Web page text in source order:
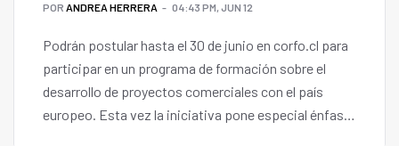
POR ANDREA HERRERA 04:43 PM, JUN 12
Podrán postular hasta el 30 de junio en corfo.cl para
participar en un programa de formación sobre el
desarrollo de proyectos comerciales con el país
europeo. Esta vez la iniciativa pone especial énfasis